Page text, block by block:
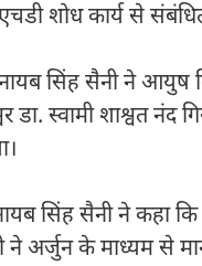
शोध कार्य से
सिंह सैनी ने आयुष
डा. स्वामी शाश्वत नंद
सिंह सैनी ने कहा
ने अर्जुन के माध्यम से